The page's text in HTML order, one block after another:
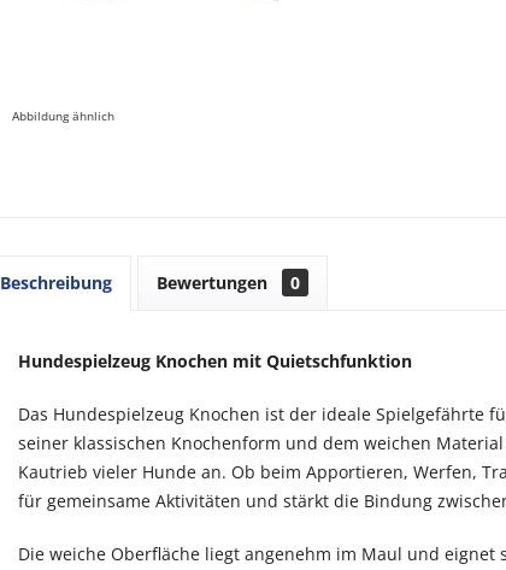
Abbildung ähnlich
Beschreibung Bewertungen 0
Hundespielzeug Knochen mit Quietschfunktion
Das Hundespielzeug Knochen ist der ideale Spielgefährte
seiner klassischen Knochenform und dem weichen
Kautrieb vieler Hunde an. Ob beim Apportieren, Werfen,
für gemeinsame Aktivitäten und stärkt die Bindung
Die weiche Oberfläche liegt angenehm im Maul und